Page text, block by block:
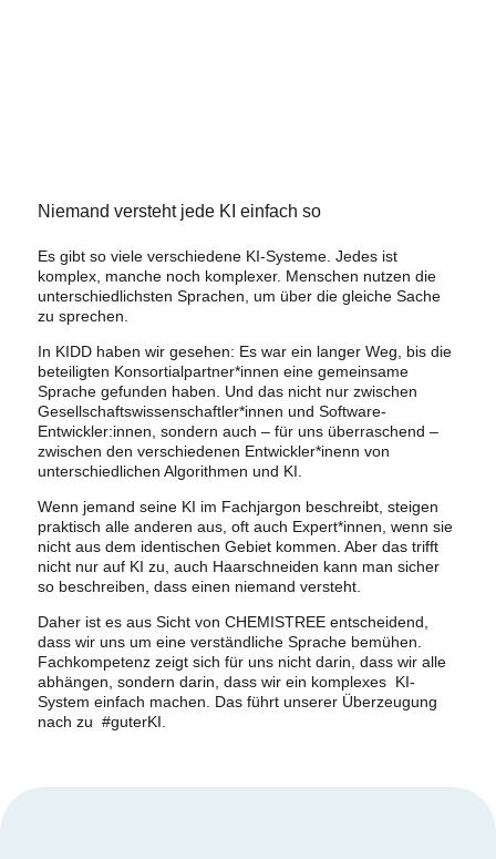
Niemand versteht jede KI einfach so
Es gibt so viele verschiedene KI-Systeme. Jedes ist
komplex, manche noch komplexer. Menschen nutzen die
unterschiedlichsten Sprachen, um über die gleiche Sache
zu sprechen.
In KIDD haben wir gesehen: Es war ein langer Weg, bis die
beteiligten Konsortialpartner*innen eine gemeinsame
Sprache gefunden haben. Und das nicht nur zwischen
Gesellschaftswissenschaftler*innen und Software-
Entwickler:innen, sondern auch – für uns überraschend –
zwischen den verschiedenen Entwickler*inenn von
unterschiedlichen Algorithmen und KI.
Wenn jemand seine KI im Fachjargon beschreibt, steigen
praktisch alle anderen aus, oft auch Expert*innen, wenn sie
nicht aus dem identischen Gebiet kommen. Aber das trifft
nicht nur auf KI zu, auch Haarschneiden kann man sicher
so beschreiben, dass einen niemand versteht.
Daher ist es aus Sicht von CHEMISTREE entscheidend,
dass wir uns um eine verständliche Sprache bemühen.
Fachkompetenz zeigt sich für uns nicht darin, dass wir alle
abhängen, sondern darin, dass wir ein komplexes KI-
System einfach machen. Das führt unserer Überzeugung
nach zu #guterKI.